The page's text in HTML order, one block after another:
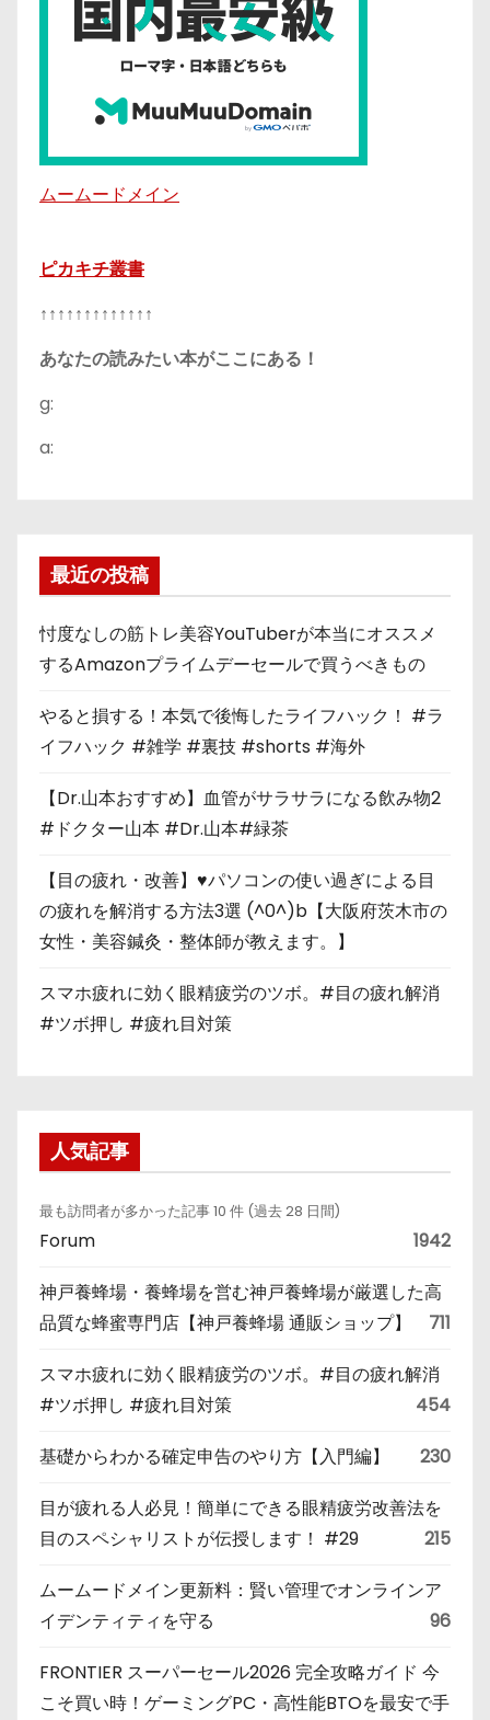
ムームードメイン
ピカキチ叢書
↑↑↑↑↑↑↑↑↑↑↑↑↑
あなたの読みたい本がここにある！
g:
a:
最近の投稿
忖度なしの筋トレ美容YouTuberが本当にオススメ
するAmazonプライムデーセールで買うべきもの
やると損する！本気で後悔したライフハック！ #ラ
イフハック #雑学 #裏技 #shorts #海外
【Dr.山本おすすめ】血管がサラサラになる飲み物2
#ドクター山本 #Dr.山本#緑茶
【目の疲れ・改善】♥パソコンの使い過ぎによる目
の疲れを解消する方法3選 (^0^)b【大阪府茨木市の
女性・美容鍼灸・整体師が教えます。】
スマホ疲れに効く眼精疲労のツボ。#目の疲れ解消
#ツボ押し #疲れ目対策
人気記事
最も訪問者が多かった記事 10 件 (過去 28 日間)
Forum 1942
神戸養蜂場・養蜂場を営む神戸養蜂場が厳選した高
品質な蜂蜜専門店【神戸養蜂場 通販ショップ】
711
スマホ疲れに効く眼精疲労のツボ。#目の疲れ解消
#ツボ押し #疲れ目対策
454
基礎からわかる確定申告のやり方【入門編】 230
目が疲れる人必見！簡単にできる眼精疲労改善法を
目のスペシャリストが伝授します！ #29
215
ムームードメイン更新料：賢い管理でオンラインア
イデンティティを守る
96
FRONTIER スーパーセール2026 完全攻略ガイド 今
こそ買い時！ゲーミングPC・高性能BTOを最安で手